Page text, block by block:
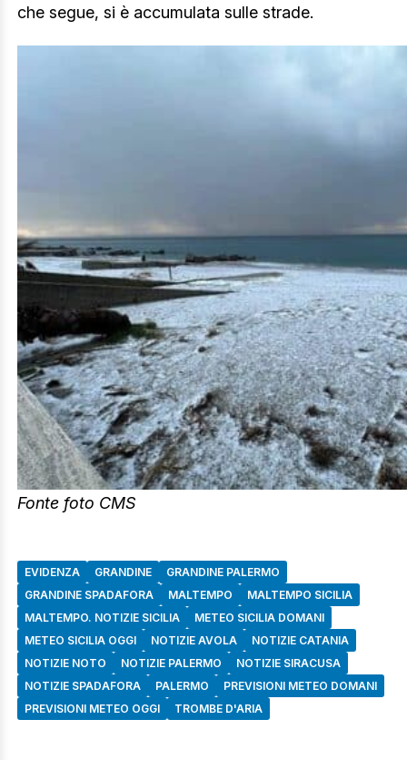
che segue, si è accumulata sulle strade.
Fonte foto CMS
EVIDENZA GRANDINE
GRANDINE PALERMO
GRANDINE SPADAFORA
MALTEMPO
MALTEMPO SICILIA
MALTEMPO. NOTIZIE SICILIA
METEO SICILIA DOMANI
METEO SICILIA OGGI
NOTIZIE AVOLA
NOTIZIE CATANIA
NOTIZIE NOTO
NOTIZIE PALERMO
NOTIZIE SIRACUSA
NOTIZIE SPADAFORA
PALERMO
PREVISIONI METEO DOMANI
PREVISIONI METEO OGGI
TROMBE D'ARIA